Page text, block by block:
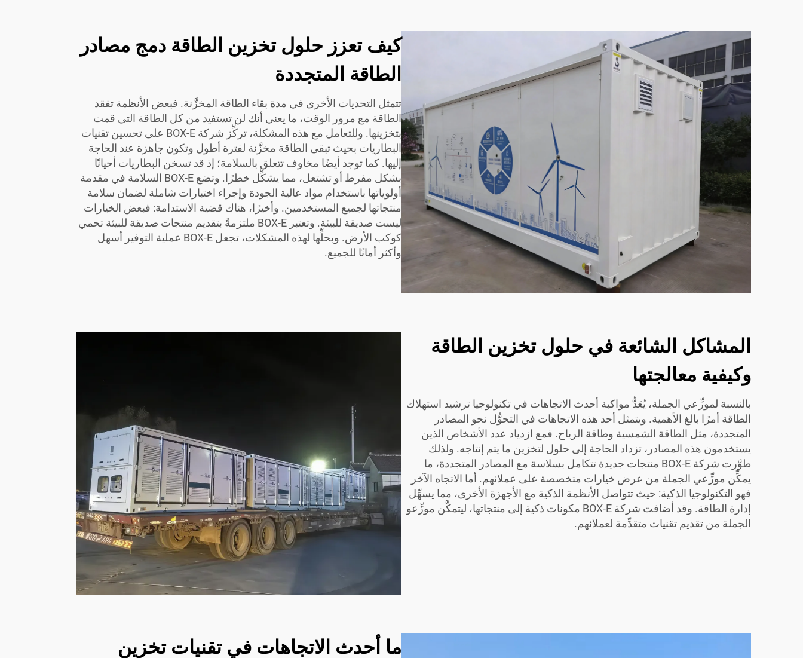
كيف تعزز حلول تخزين الطاقة دمج مصادر
الطاقة المتجددة
تتمثل التحديات الأخرى في مدة بقاء الطاقة المخزَّنة. فبعض الأنظمة تفقد
الطاقة مع مرور الوقت، ما يعني أنك لن تستفيد من كل الطاقة التي قمت
بتخزينها. وللتعامل مع هذه المشكلة، تركِّز شركة BOX-E على تحسين تقنيات
البطاريات بحيث تبقى الطاقة مخزَّنة لفترة أطول وتكون جاهزة عند الحاجة
إليها. كما توجد أيضًا مخاوف تتعلق بالسلامة؛ إذ قد تسخن البطاريات أحيانًا
بشكل مفرط أو تشتعل، مما يشكِّل خطرًا. وتضع BOX-E السلامة في مقدمة
أولوياتها باستخدام مواد عالية الجودة وإجراء اختبارات شاملة لضمان سلامة
منتجاتها لجميع المستخدمين. وأخيرًا، هناك قضية الاستدامة: فبعض الخيارات
ليست صديقة للبيئة. وتعتبر BOX-E ملتزمةً بتقديم منتجات صديقة للبيئة تحمي
كوكب الأرض. وبحلِّها لهذه المشكلات، تجعل BOX-E عملية التوفير أسهل
وأكثر أمانًا للجميع.
المشاكل الشائعة في حلول تخزين الطاقة
وكيفية معالجتها
بالنسبة لموزِّعي الجملة، يُعَدُّ مواكبة أحدث الاتجاهات في تكنولوجيا ترشيد استهلاك
الطاقة أمرًا بالغ الأهمية. ويتمثل أحد هذه الاتجاهات في التحوُّل نحو المصادر
المتجددة، مثل الطاقة الشمسية وطاقة الرياح. فمع ازدياد عدد الأشخاص الذين
يستخدمون هذه المصادر، تزداد الحاجة إلى حلول لتخزين ما يتم إنتاجه. ولذلك
طوَّرت شركة BOX-E منتجات جديدة تتكامل بسلاسة مع المصادر المتجددة، ما
يمكِّن موزِّعي الجملة من عرض خيارات متخصصة على عملائهم. أما الاتجاه الآخر
فهو التكنولوجيا الذكية: حيث تتواصل الأنظمة الذكية مع الأجهزة الأخرى، مما يسهِّل
إدارة الطاقة. وقد أضافت شركة BOX-E مكونات ذكية إلى منتجاتها، ليتمكَّن موزِّعو
الجملة من تقديم تقنيات متقدِّمة لعملائهم.
ما أحدث الاتجاهات في تقنيات تخزين